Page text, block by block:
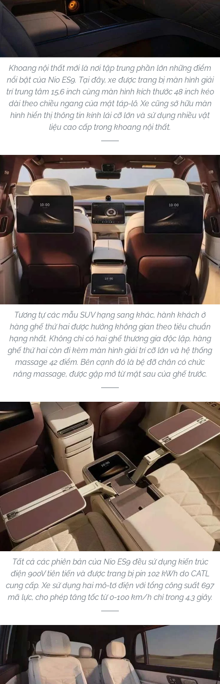
Khoang nội thất mới là nơi tập trung phần lớn những điểm
nổi bật của Nio ES9. Tại đây, xe được trang bị màn hình giải
trí trung tâm 15,6 inch cùng màn hình kích thước 48 inch kéo
dài theo chiều ngang của mặt táp-lô. Xe cũng sở hữu màn
hình hiển thị thông tin kính lái cỡ lớn và sử dụng nhiều vật
liệu cao cấp trong khoang nội thất.
Tương tự các mẫu SUV hạng sang khác, hành khách ở
hàng ghế thứ hai được hưởng không gian theo tiêu chuẩn
hạng nhất. Không chỉ có hai ghế thương gia độc lập, hàng
ghế thứ hai còn đi kèm màn hình giải trí cỡ lớn và hệ thống
massage 42 điểm. Bên cạnh đó là bệ đỡ chân có chức
năng massage, được gập mở từ mặt sau của ghế trước.
Tất cả các phiên bản của Nio ES9 đều sử dụng kiến trúc
điện 900V tiên tiến và được trang bị pin 102 kWh do CATL
cung cấp. Xe sử dụng hai mô-tơ điện với tổng công suất 697
mã lực, cho phép tăng tốc từ 0-100 km/h chỉ trong 4,3 giây.